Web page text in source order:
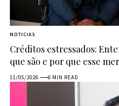
NOTICIAS
Créditos estressados:
que são e por que esse
11/05/2026 6 MIN READ